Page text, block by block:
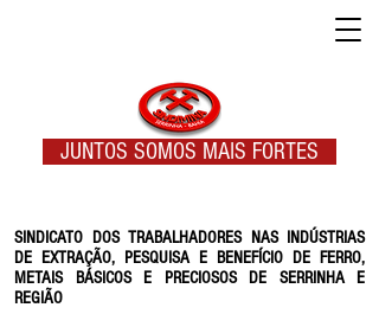
SINDICATO DOS TRABALHADORES NAS INDÚSTRIAS
DE EXTRAÇÃO, PESQUISA E BENEFÍCIO DE FERRO,
METAIS BÁSICOS E PRECIOSOS DE SERRINHA E
REGIÃO
JUNTOS SOMOS MAIS FORTES